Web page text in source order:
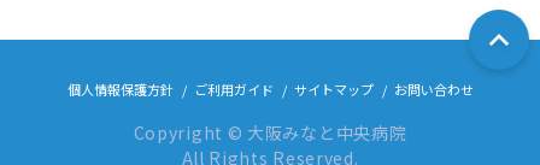
個人情報保護方針 ご利用ガイド サイトマップ お問い合わせ
Copyright © 大阪みなと中央病院
All Rights Reserved.